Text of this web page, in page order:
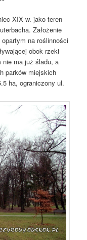
XIX w. jako teren
Założenie
na roślinności
obok rzeki
ma już śladu, a
parków miejskich
ha, ograniczony ul.